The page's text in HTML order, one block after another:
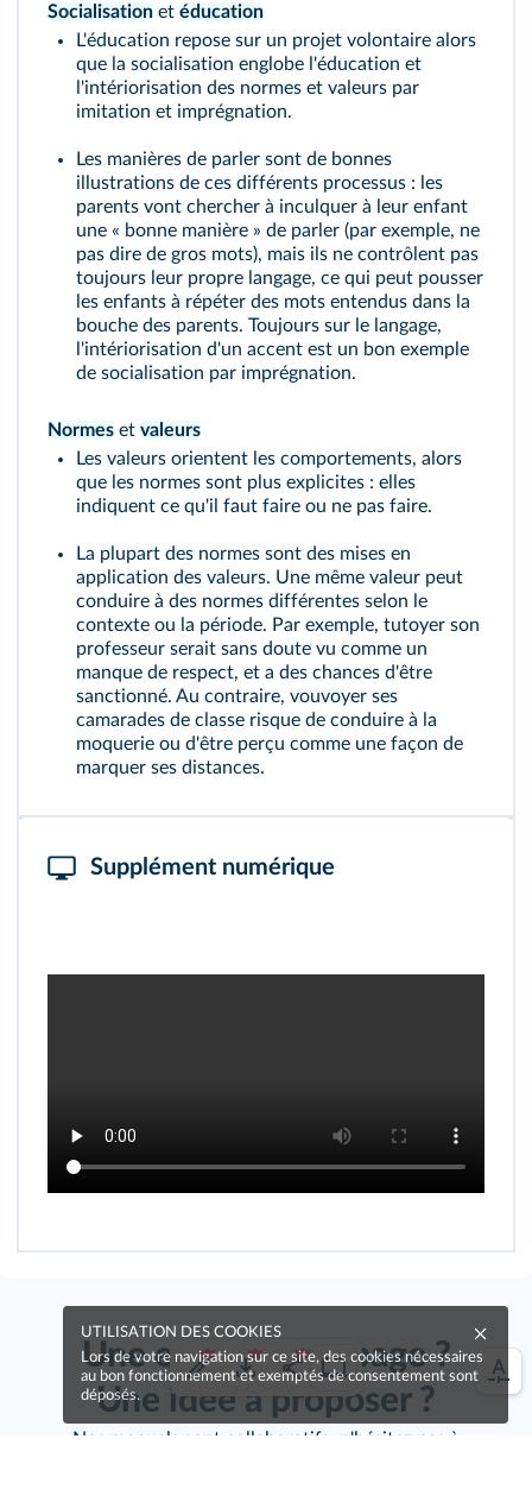
Socialisation et éducation
L'éducation repose sur un projet volontaire alors
que la socialisation englobe l'éducation et
l'intériorisation des normes et valeurs par
imitation et imprégnation.
Les manières de parler sont de bonnes
illustrations de ces différents processus : les
parents vont chercher à inculquer à leur enfant
une « bonne manière » de parler (par exemple, ne
pas dire de gros mots), mais ils ne contrôlent pas
toujours leur propre langage, ce qui peut pousser
les enfants à répéter des mots entendus dans la
bouche des parents. Toujours sur le langage,
l'intériorisation d'un accent est un bon exemple
de socialisation par imprégnation.
Normes et valeurs
Les valeurs orientent les comportements, alors
que les normes sont plus explicites : elles
indiquent ce qu'il faut faire ou ne pas faire.
La plupart des normes sont des mises en
application des valeurs. Une même valeur peut
conduire à des normes différentes selon le
contexte ou la période. Par exemple, tutoyer son
professeur serait sans doute vu comme un
manque de respect, et a des chances d'être
sanctionné. Au contraire, vouvoyer ses
camarades de classe risque de conduire à la
moquerie ou d'être perçu comme une façon de
marquer ses distances.
Supplément numérique
Une erreur sur la page ?
Une idée à proposer ?
Nos manuels sont collaboratifs, n'hésitez pas à
UTILISATION DES COOKIES
Lors de votre navigation sur ce site, des cookies nécessaires
au bon fonctionnement et exemptés de consentement sont
déposés.